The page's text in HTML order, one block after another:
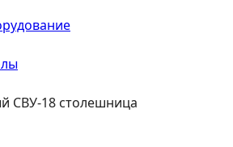
СВУ-18 столешница